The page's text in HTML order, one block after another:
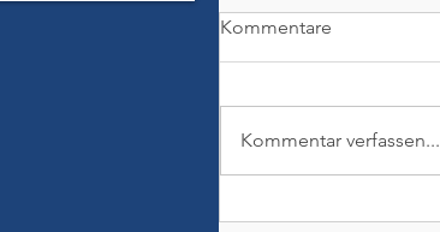
Kommentare
Kommentar verfassen...